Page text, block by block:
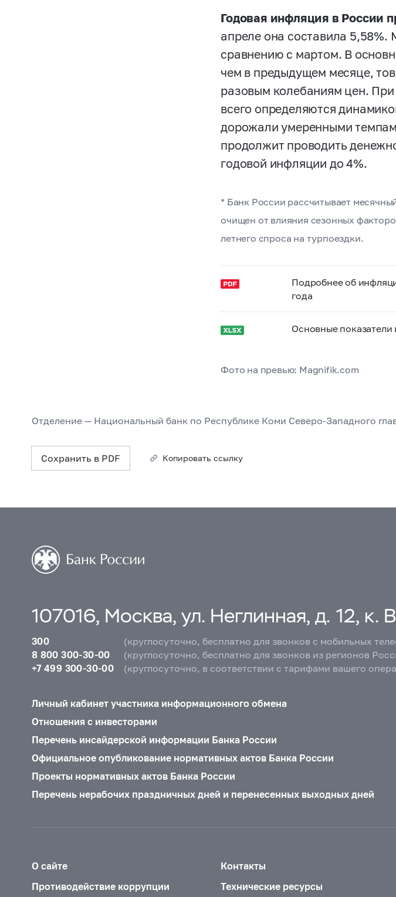
Годовая инфляция в России
апреле она составила
сравнению с мартом. В
чем в предыдущем месяце,
разовым колебаниям цен.
всего определяются
дорожали умеренными
продолжит проводить
годовой инфляции до 4%.
* Банк России рассчитывает
очищен от влияния сезонных
летнего спроса на турпоездки.
Подробнее об
года
Основные
Фото на превью: Magnifik.com
Отделение — Национальный банк по Республике Коми Северо-Западного
Сохранить в PDF Копировать ссылку
107016, Москва, ул. Неглинная, д. 12, к.
300
(круглосуточно, бесплатно для звонков с мобильных
8 800 300-30-00
(круглосуточно, бесплатно для звонков из регионов
+7 499 300-30-00
(круглосуточно, в соответствии с тарифами вашего
Личный кабинет участника информационного обмена
Отношения с инвесторами
Перечень инсайдерской информации Банка России
Официальное опубликование нормативных актов Банка России
Проекты нормативных актов Банка России
Перечень нерабочих праздничных дней и перенесенных выходных дней
О сайте
Контакты
Противодействие коррупции
Технические ресурсы